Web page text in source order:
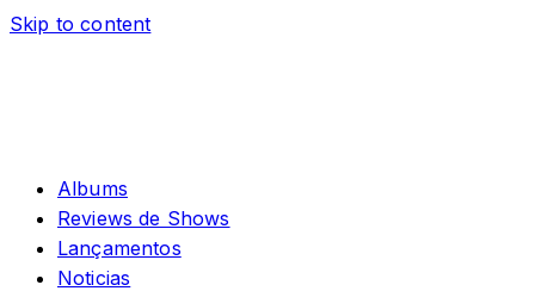
Skip to content
Albums
Reviews de Shows
Lançamentos
Noticias